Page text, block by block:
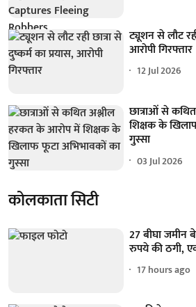
ट्यूशन से लौट
आरोपी गिरफ्तार
12 Jul 2026
छात्राओं से
शिक्षक के
गुस्सा
03 Jul 2026
कोलकाता सिटी
27 बीघा
रुपये की ठगी,
17 hours ago